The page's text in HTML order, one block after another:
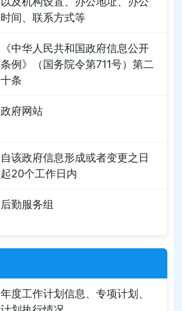
时间、联系方式等
《中华人民共和国政府信息公开
条例》（国务院令第711号）第二
十条
政府网站
自该政府信息形成或者变更之日
起20个工作日内
后勤服务组
年度工作计划信息、专项计划、